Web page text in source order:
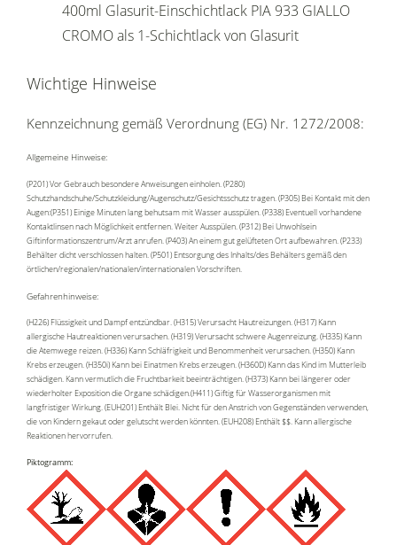
400ml Glasurit-Einschichtlack PIA 933 GIALLO
CROMO als 1-Schichtlack von Glasurit
Wichtige Hinweise
Kennzeichnung gemäß Verordnung (EG) Nr. 1272/2008:
Allgemeine Hinweise:
(P201) Vor Gebrauch besondere Anweisungen einholen. (P280)
Schutzhandschuhe/Schutzkleidung/Augenschutz/Gesichtsschutz tragen. (P305) Bei Kontakt mit den
Augen:(P351) Einige Minuten lang behutsam mit Wasser ausspülen. (P338) Eventuell vorhandene
Kontaktlinsen nach Möglichkeit entfernen. Weiter Ausspülen. (P312) Bei Unwohlsein
Giftinformationszentrum/Arzt anrufen. (P403) An einem gut gelüfteten Ort aufbewahren. (P233)
Behälter dicht verschlossen halten. (P501) Entsorgung des Inhalts/des Behälters gemäß den
örtlichen/regionalen/nationalen/internationalen Vorschriften.
Gefahrenhinweise:
(H226) Flüssigkeit und Dampf entzündbar. (H315) Verursacht Hautreizungen. (H317) Kann
allergische Hautreaktionen verursachen. (H319) Verursacht schwere Augenreizung. (H335) Kann
die Atemwege reizen. (H336) Kann Schläfrigkeit und Benommenheit verursachen. (H350) Kann
Krebs erzeugen. (H350i) Kann bei Einatmen Krebs erzeugen. (H360D) Kann das Kind im Mutterleib
schädigen. Kann vermutlich die Fruchtbarkeit beeinträchtigen. (H373) Kann bei längerer oder
wiederholter Exposition die Organe schädigen.(H411) Giftig für Wasserorganismen mit
langfristiger Wirkung. (EUH201) Enthält Blei. Nicht für den Anstrich von Gegenständen verwenden,
die von Kindern gekaut oder gelutscht werden könnten. (EUH208) Enthält $$. Kann allergische
Reaktionen hervorrufen.
Piktogramm: